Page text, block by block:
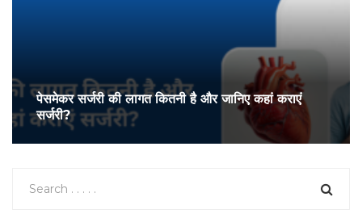
पेसमेकर सर्जरी की लागत कितनी है और जानिए कहां कराएं
सर्जरी?